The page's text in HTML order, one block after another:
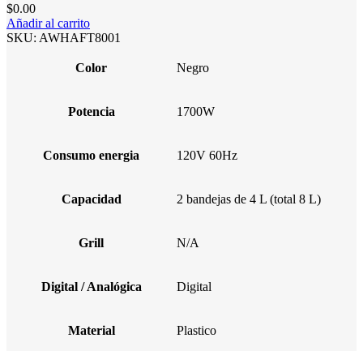
$0.00
Añadir al carrito
SKU: AWHAFT8001
Color Negro
Potencia 1700W
Consumo energia 120V 60Hz
Capacidad 2 bandejas de 4 L (total 8 L)
Grill N/A
Digital / Analógica Digital
Material Plastico